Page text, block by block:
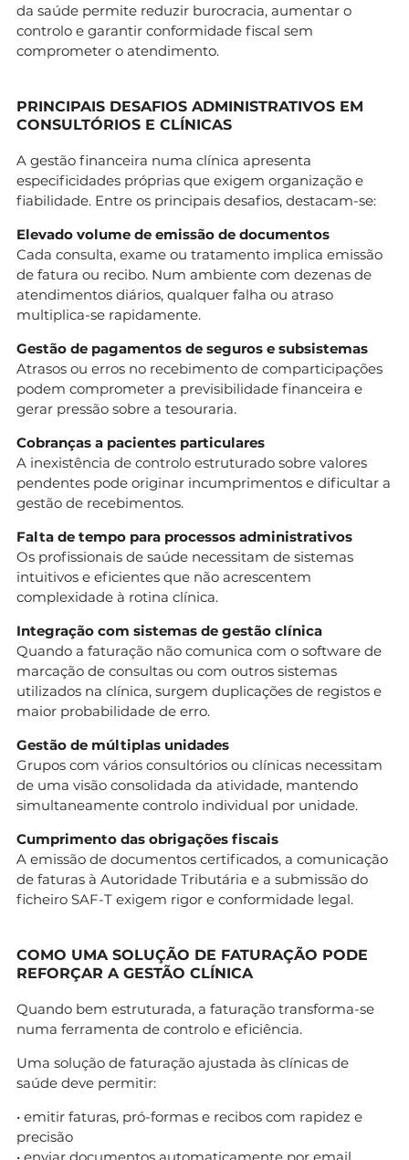
da saúde permite reduzir burocracia, aumentar o
controlo e garantir conformidade fiscal sem
comprometer o atendimento.
PRINCIPAIS DESAFIOS ADMINISTRATIVOS EM
CONSULTÓRIOS E CLÍNICAS
A gestão financeira numa clínica apresenta
especificidades próprias que exigem organização e
fiabilidade. Entre os principais desafios, destacam-se:
Elevado volume de emissão de documentos
Cada consulta, exame ou tratamento implica emissão
de fatura ou recibo. Num ambiente com dezenas de
atendimentos diários, qualquer falha ou atraso
multiplica-se rapidamente.
Gestão de pagamentos de seguros e subsistemas
Atrasos ou erros no recebimento de comparticipações
podem comprometer a previsibilidade financeira e
gerar pressão sobre a tesouraria.
Cobranças a pacientes particulares
A inexistência de controlo estruturado sobre valores
pendentes pode originar incumprimentos e dificultar a
gestão de recebimentos.
Falta de tempo para processos administrativos
Os profissionais de saúde necessitam de sistemas
intuitivos e eficientes que não acrescentem
complexidade à rotina clínica.
Integração com sistemas de gestão clínica
Quando a faturação não comunica com o software de
marcação de consultas ou com outros sistemas
utilizados na clínica, surgem duplicações de registos e
maior probabilidade de erro.
Gestão de múltiplas unidades
Grupos com vários consultórios ou clínicas necessitam
de uma visão consolidada da atividade, mantendo
simultaneamente controlo individual por unidade.
Cumprimento das obrigações fiscais
A emissão de documentos certificados, a comunicação
de faturas à Autoridade Tributária e a submissão do
ficheiro SAF-T exigem rigor e conformidade legal.
COMO UMA SOLUÇÃO DE FATURAÇÃO PODE
REFORÇAR A GESTÃO CLÍNICA
Quando bem estruturada, a faturação transforma-se
numa ferramenta de controlo e eficiência.
Uma solução de faturação ajustada às clínicas de
saúde deve permitir:
• emitir faturas, pró-formas e recibos com rapidez e
precisão
• enviar documentos automaticamente por email